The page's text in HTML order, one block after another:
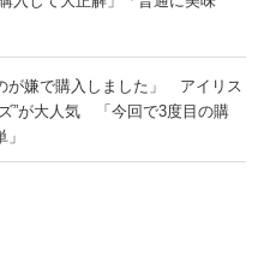
が嫌で購入しました」 アイリス
”が大人気 「今回で3度目の購